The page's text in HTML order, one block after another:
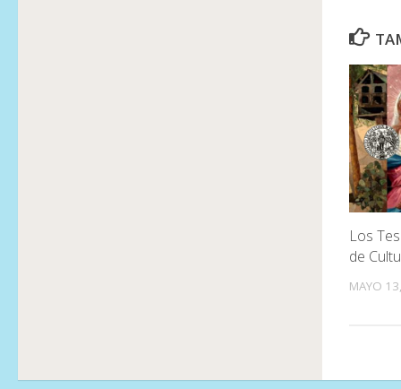
Los
de
MAYO